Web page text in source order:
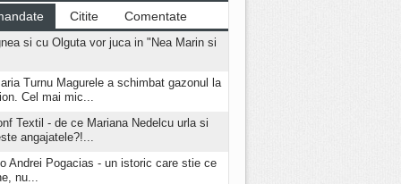
Citite Comentate
si cu Olguta vor juca in "Nea Marin si
Turnu Magurele a schimbat gazonul la
Cel mai mic...
Textil - de ce Mariana Nedelcu urla si
angajatele?!...
Andrei Pogacias - un istoric care stie ce
nu...